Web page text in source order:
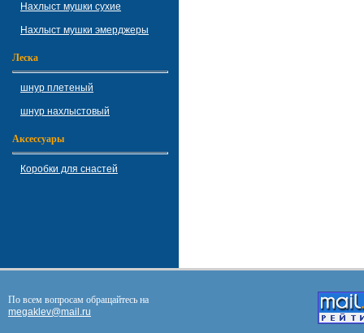
Нахлыст мушки сухие
Нахлыст мушки эмерджеры
Леска
шнур плетеный
шнур нахлыстовый
Аксессуары
Коробки для снастей
По всем вопросам обращайтесь на
megaklev@mail.ru